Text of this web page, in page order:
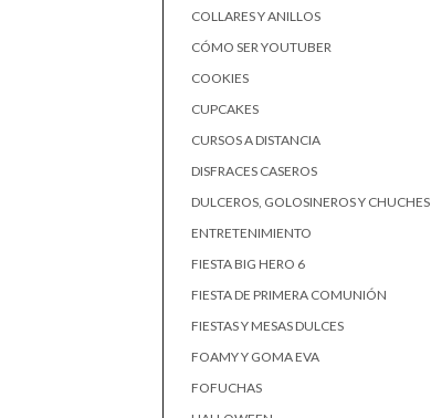
COLLARES Y ANILLOS
CÓMO SER YOUTUBER
COOKIES
CUPCAKES
CURSOS A DISTANCIA
DISFRACES CASEROS
DULCEROS, GOLOSINEROS Y CHUCHES
ENTRETENIMIENTO
FIESTA BIG HERO 6
FIESTA DE PRIMERA COMUNIÓN
FIESTAS Y MESAS DULCES
FOAMY Y GOMA EVA
FOFUCHAS